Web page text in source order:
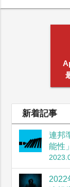
新着記事
連邦
能性
2022